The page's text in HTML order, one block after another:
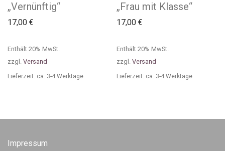
„Vernünftig“
17,00 €
Enthält 20% MwSt.
zzgl. Versand
Lieferzeit: ca. 3-4 Werktage
„Frau mit Klasse“
17,00 €
Enthält 20% MwSt.
zzgl. Versand
Lieferzeit: ca. 3-4 Werktage
Impressum